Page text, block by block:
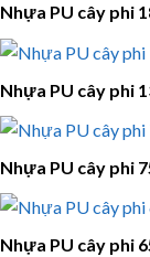
Nhựa PU cây phi
Nhựa PU cây phi
Nhựa PU cây phi
Nhựa PU cây phi